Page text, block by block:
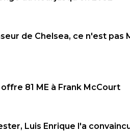
de Chelsea, ce n'est pas
81 ME à Frank McCourt
Luis Enrique l'a